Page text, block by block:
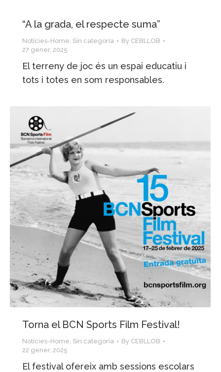
“A la grada, el respecte suma”
Notícies-Home Sin categoría By CEBLLOB
27 gener, 2025
El terreny de joc és un espai educatiu i
tots i totes en som responsables.
Torna el BCN Sports Film Festival!
Notícies-Home, Sin categoría By CEBLLOB
22 gener, 2025
El festival ofereix amb sessions escolars